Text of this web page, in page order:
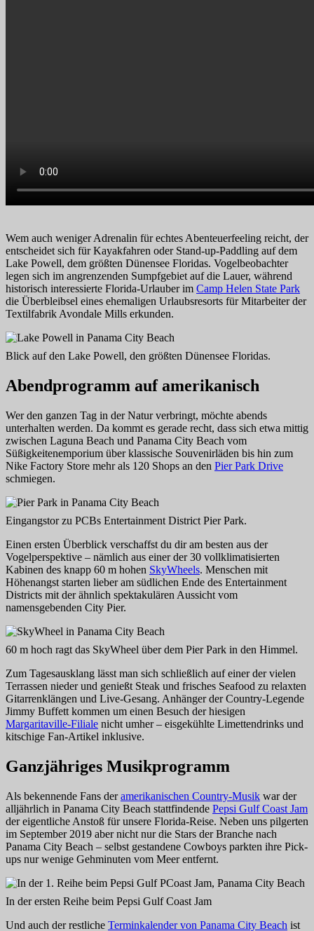
Wem auch weniger Adrenalin für echtes Abenteuerfeeling reicht, der
entscheidet sich für Kayakfahren oder Stand-up-Paddling auf dem
Lake Powell, dem größten Dünensee Floridas. Vogelbeobachter
legen sich im angrenzenden Sumpfgebiet auf die Lauer, während
historisch interessierte Florida-Urlauber im Camp Helen State Park
die Überbleibsel eines ehemaligen Urlaubsresorts für Mitarbeiter der
Textilfabrik Avondale Mills erkunden.
Blick auf den Lake Powell, den größten Dünensee Floridas.
Abendprogramm auf amerikanisch
Wer den ganzen Tag in der Natur verbringt, möchte abends
unterhalten werden. Da kommt es gerade recht, dass sich etwa mittig
zwischen Laguna Beach und Panama City Beach vom
Süßigkeitenemporium über klassische Souvenirläden bis hin zum
Nike Factory Store mehr als 120 Shops an den Pier Park Drive
schmiegen.
Eingangstor zu PCBs Entertainment District Pier Park.
Einen ersten Überblick verschaffst du dir am besten aus der
Vogelperspektive – nämlich aus einer der 30 vollklimatisierten
Kabinen des knapp 60 m hohen SkyWheels. Menschen mit
Höhenangst starten lieber am südlichen Ende des Entertainment
Districts mit der ähnlich spektakulären Aussicht vom
namensgebenden City Pier.
60 m hoch ragt das SkyWheel über dem Pier Park in den Himmel.
Zum Tagesausklang lässt man sich schließlich auf einer der vielen
Terrassen nieder und genießt Steak und frisches Seafood zu relaxten
Gitarrenklängen und Live-Gesang. Anhänger der Country-Legende
Jimmy Buffett kommen um einen Besuch der hiesigen
Margaritaville-Filiale nicht umher – eisgekühlte Limettendrinks und
kitschige Fan-Artikel inklusive.
Ganzjähriges Musikprogramm
Als bekennende Fans deramerikanischen Country-Musik war der
alljährlich in Panama City Beach stattfindende Pepsi Gulf Coast Jam
der eigentliche Anstoß für unsere Florida-Reise. Neben uns pilgerten
im September 2019 aber nicht nur die Stars der Branche nach
Panama City Beach – selbst gestandene Cowboys parkten ihre Pick-
ups nur wenige Gehminuten vom Meer entfernt.
In der ersten Reihe beim Pepsi Gulf Coast Jam
Und auch der restliche Terminkalender von Panama City Beach ist